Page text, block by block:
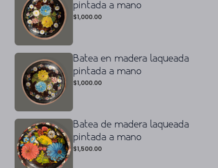
pintada a mano
$1,000.00
Batea en madera laqueada
pintada a mano
$1,000.00
Batea de madera laqueada
pintada a mano
$1,500.00